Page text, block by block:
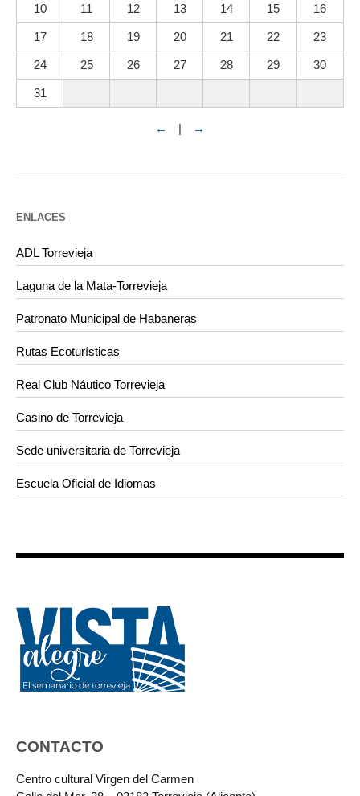
10 11 12 13 14 15 16
17 18 19 20 21 22 23
24 25 26 27 28 29 30
31
← | →
ENLACES
ADL Torrevieja
Laguna de la Mata-Torrevieja
Patronato Municipal de Habaneras
Rutas Ecoturísticas
Real Club Náutico Torrevieja
Casino de Torrevieja
Sede universitaria de Torrevieja
Escuela Oficial de Idiomas
CONTACTO
Centro cultural Virgen del Carmen